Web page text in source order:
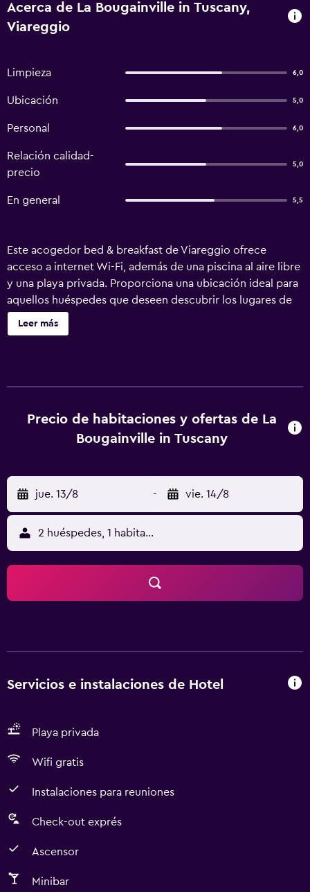
Acerca de La Bougainville in Tuscany,
Viareggio
Limpieza 6,0
Ubicación 5,0
Personal 6,0
Relación calidad-
precio
5,0
En general 5,5
Este acogedor bed & breakfast de Viareggio ofrece
acceso a internet Wi-Fi, además de una piscina al aire libre
y una playa privada. Proporciona una ubicación ideal para
aquellos huéspedes que deseen descubrir los lugares de
interés turístico más populares de la zona. El bed &
breakfast dispone de habitaciones con minibar. Todos los
vida nocturna, con gran cantidad de lugares a los que ir
para tomar una copa o bailar. Se encuentra, además, a un
Leer más
Precio de habitaciones y ofertas de La
Bougainville in Tuscany
jue. 13/8 - vie. 14/8
2 huéspedes, 1 habitación
Servicios e instalaciones de Hotel
Playa privada
Wifi gratis
Instalaciones para reuniones
Check-out exprés
Ascensor
Minibar